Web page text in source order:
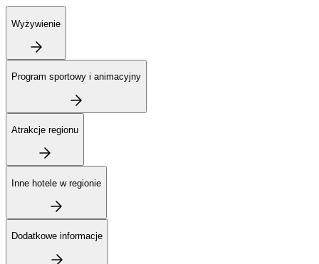
Wyżywienie
Program sportowy i animacyjny
Atrakcje regionu
Inne hotele w regionie
Dodatkowe informacje